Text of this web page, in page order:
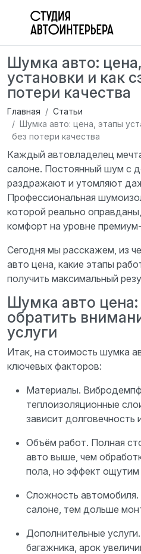
Шумка авто:
установки и как
потери качества
Главная
Статьи
Шумка авто: цена, этапы
без потери качества
Каждый автовладелец
салоне. Постоянный шум с
раздражают и утомляют
Профессиональная
которой реально
комфорт на уровне
Сегодня мы расскажем, из
авто цена, какие этапы
получить максимальный
Шумка авто цена:
обратить
услуги
Итак, на стоимость шумка
ключевых факторов:
Материалы.
теплоизоляционные
зависит долговечность
Объём работ. Полная
авто выше, чем
пола, но эффект ощутим
Сложность
салоне, тем дольше
Дополнительные
багажника, арок